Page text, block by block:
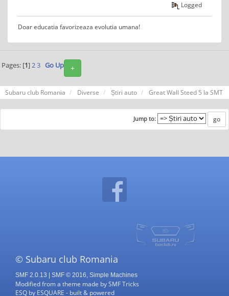
Logged
Doar educatia favorizeaza evolutia umana!
+
Pages: [1]2 3 Go Up
Subaru club Romania Diverse Știri auto Great Wall Steed 5 la SMT
Jump to:
© Subaru club Romania
SMF 2.0.13 | SMF © 2016 Simple Machines
Modified from a theme made bySMF Tricks
ESQ by ESQUARE - built & powered